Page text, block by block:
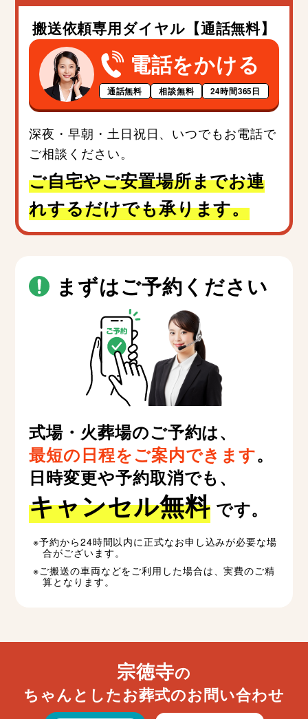
搬送依頼専用ダイヤル【通話無料】
電話をかける
通話無料 相談無料 24時間365日
深夜・早朝・土日祝日、いつでもお電話で
ご相談ください。
ご自宅やご安置場所までお連
れするだけでも承ります。
まずはご予約ください
式場・火葬場のご予約は、
最短の日程をご案内できます。
日時変更や予約取消でも、
キャンセル無料です。
予約から24時間以内に正式なお申し込みが必要な場
合がございます。
ご搬送の車両などをご利用した場合は、実費のご精
算となります。
宗徳寺の
ちゃんとしたお葬式のお問い合わせ